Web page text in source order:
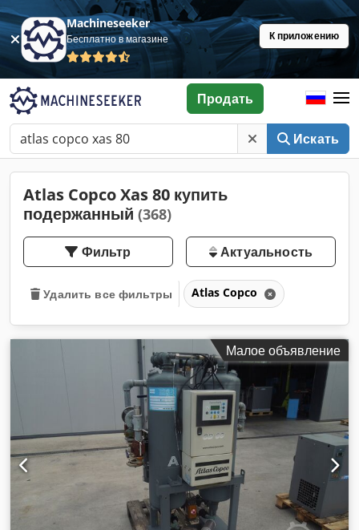
Machineseeker
Бесплатно в магазине К приложению
Искать
Продать
Atlas Copco Xas 80 купить
подержанный (368)
Фильтр Актуальность
Удалить все фильтры Atlas Copco
Малое объявление